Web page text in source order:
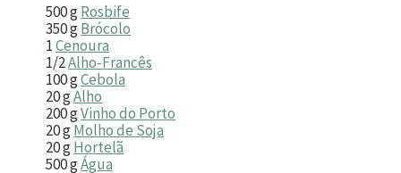
500gRosbife
350gBrócolo
1Cenoura
1/2Alho-Francês
100gCebola
20gAlho
200gVinho do Porto
20gMolho de Soja
20gHortelã
500gÁgua